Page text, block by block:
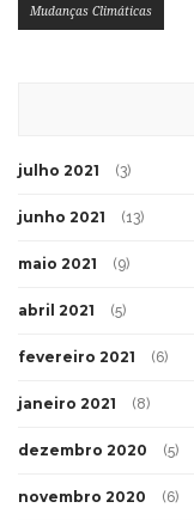
Mudanças Climáticas
julho 2021 (3)
junho 2021 (13)
maio 2021 (9)
abril 2021 (5)
fevereiro 2021 (6)
janeiro 2021 (8)
dezembro 2020 (5)
novembro 2020 (6)